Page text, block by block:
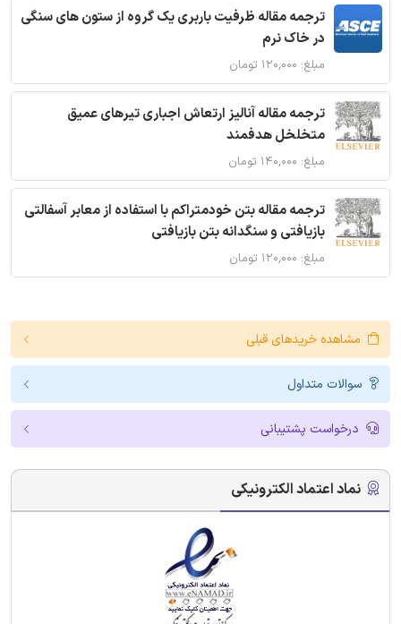
ترجمه مقاله ظرفیت باربری یک گروه از ستون های سنگی
در خاک نرم
مبلغ: ۱۲۰,۰۰۰ تومان
ترجمه مقاله آنالیز ارتعاش اجباری تیرهای عمیق
متخلخل هدفمند
مبلغ: ۱۴۰,۰۰۰ تومان
ترجمه مقاله بتن خودمتراکم با استفاده از معابر آسفالتی
بازیافتی و سنگدانه بتن بازیافتی
مبلغ: ۱۲۰,۰۰۰ تومان
مشاهده خریدهای قبلی
سوالات متداول
درخواست پشتیبانی
نماد اعتماد الکترونیکی